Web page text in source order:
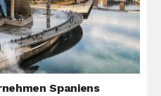
Spaniens